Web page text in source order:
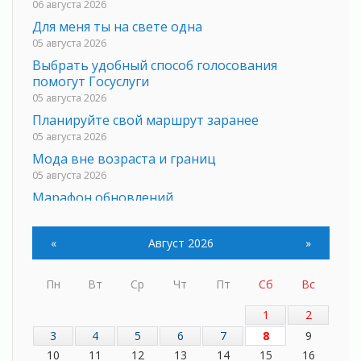
06 августа 2026
Для меня ты на свете одна
05 августа 2026
Выбрать удобный способ голосования
помогут Госуслуги
05 августа 2026
Планируйте свой маршрут заранее
05 августа 2026
Мода вне возраста и границ
05 августа 2026
Марафон обновлений
Добровольцы огненного фронта
05 августа 2026
05 августа 2026
Пульс региона
« Август 2026 »
Пн Вт Ср Чт Пт Сб
Вс
1
2
3
4 5 6 7 8
9
10
11 12 13 14 15
16